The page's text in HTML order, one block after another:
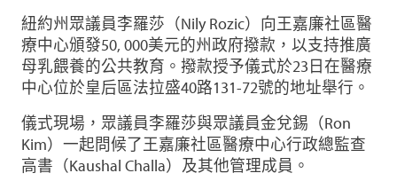
紐約州眾議員李羅莎（Nily Rozic）向王嘉廉社區醫
療中心頒發50, 000美元的州政府撥款，以支持推廣
母乳餵養的公共教育。撥款授予儀式於23日在醫療
中心位於皇后區法拉盛40路131-72號的地址舉行。
儀式現場，眾議員李羅莎與眾議員金兌錫（Ron
Kim）一起問候了王嘉廉社區醫療中心行政總監查
高書（Kaushal Challa）及其他管理成員。